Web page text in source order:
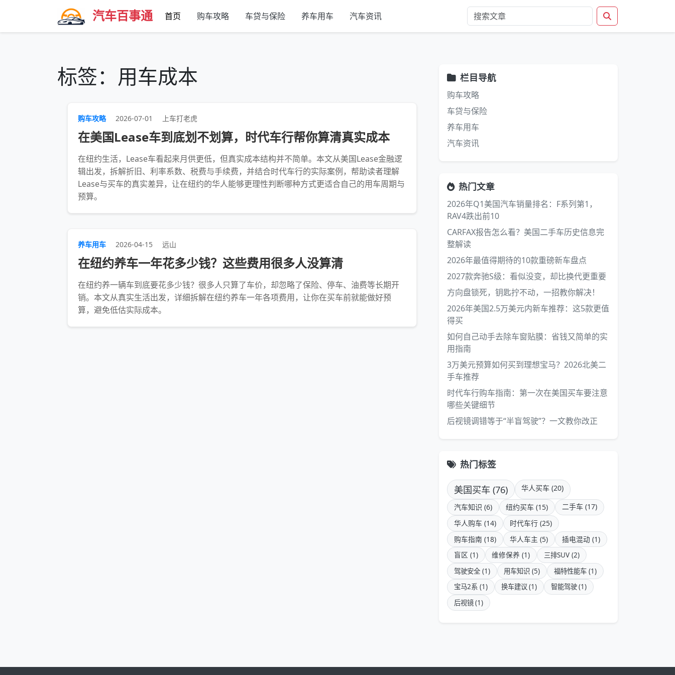
汽车百事通 首页 购车攻略 车贷与保险 养车用车 汽车资讯
标签：用车成本
购车攻略 2026-07-01 上车打老虎
在美国Lease车到底划不划算，时代车行帮你算清真实成本
在纽约生活，Lease车看起来月供更低，但真实成本结构并不简单。本文从美国Lease金融逻
辑出发，拆解折旧、利率系数、税费与手续费，并结合时代车行的实际案例，帮助读者理解
Lease与买车的真实差异，让在纽约的华人能够更理性判断哪种方式更适合自己的用车周期与
预算。
养车用车 2026-04-15 远山
在纽约养车一年花多少钱？这些费用很多人没算清
在纽约养一辆车到底要花多少钱？很多人只算了车价，却忽略了保险、停车、油费等长期开
销。本文从真实生活出发，详细拆解在纽约养车一年各项费用，让你在买车前就能做好预
算，避免低估实际成本。
栏目导航
购车攻略
车贷与保险
养车用车
汽车资讯
热门文章
2026年Q1美国汽车销量排名：F系列第1，
RAV4跌出前10
CARFAX报告怎么看？美国二手车历史信息完
整解读
2026年最值得期待的10款重磅新车盘点
2027款奔驰S级：看似没变，却比换代更重要
方向盘锁死，钥匙拧不动，一招教你解决！
2026年美国2.5万美元内新车推荐：这5款更值
得买
如何自己动手去除车窗贴膜：省钱又简单的实
用指南
3万美元预算如何买到理想宝马？2026北美二
手车推荐
时代车行购车指南：第一次在美国买车要注意
哪些关键细节
后视镜调错等于“半盲驾驶”？一文教你改正
热门标签
美国买车 (76) 华人买车 (20)
汽车知识 (6) 纽约买车 (15)
二手车 (17)
华人购车 (14)
时代车行 (25)
购车指南 (18)
华人车主 (5)
插电混动 (1)
盲区 (1)
维修保养 (1)
三排SUV (2)
驾驶安全 (1)
用车知识 (5)
福特性能车 (1)
宝马2系 (1)
换车建议 (1)
智能驾驶 (1)
后视镜 (1)